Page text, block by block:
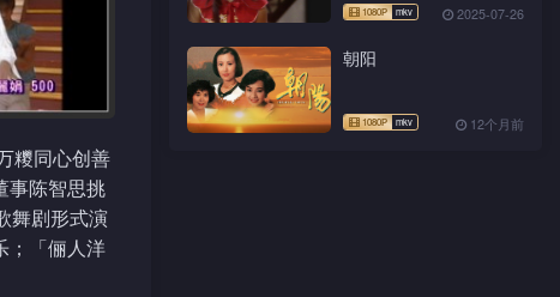
糭同心创善
事陈智思挑
舞剧形式演
；「俪人洋
2025-07-26
朝阳
12个月前